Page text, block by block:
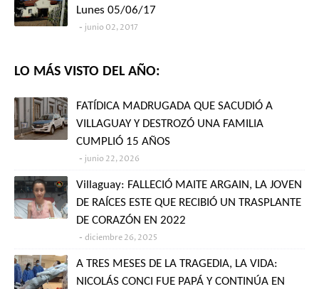
Lunes 05/06/17
junio 02, 2017
LO MÁS VISTO DEL AÑO:
FATÍDICA MADRUGADA QUE SACUDIÓ A
VILLAGUAY Y DESTROZÓ UNA FAMILIA
CUMPLIÓ 15 AÑOS
junio 22, 2026
Villaguay: FALLECIÓ MAITE ARGAIN, LA JOVEN
DE RAÍCES ESTE QUE RECIBIÓ UN TRASPLANTE
DE CORAZÓN EN 2022
diciembre 26, 2025
A TRES MESES DE LA TRAGEDIA, LA VIDA:
NICOLÁS CONCI FUE PAPÁ Y CONTINÚA EN